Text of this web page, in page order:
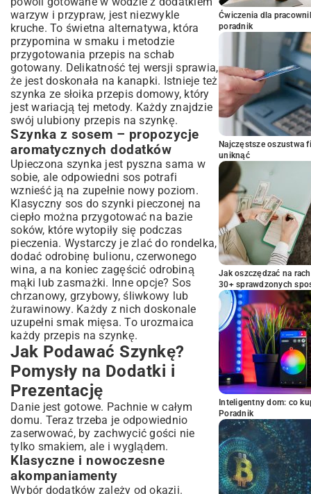
warzyw i przypraw, jest niezwykle
kruche. To świetna alternatywa, która
przypomina w smaku i metodzie
przygotowania przepis na schab
gotowany. Delikatność tej wersji sprawia,
że jest doskonała na kanapki. Istnieje też
szynka ze słoika przepis domowy, który
jest wariacją tej metody. Każdy znajdzie
swój ulubiony przepis na szynkę.
Szynka z sosem – propozycje
aromatycznych dodatków
Upieczona szynka jest pyszna sama w
sobie, ale odpowiedni sos potrafi
wznieść ją na zupełnie nowy poziom.
Klasyczny sos do szynki pieczonej na
ciepło można przygotować na bazie
soków, które wytopiły się podczas
pieczenia. Wystarczy je zlać do rondelka,
dodać odrobinę bulionu, czerwonego
wina, a na koniec zagęścić odrobiną
mąki lub zasmażki. Inne opcje? Sos
chrzanowy, grzybowy, śliwkowy lub
żurawinowy. Każdy z nich doskonale
uzupełni smak mięsa. To urozmaica
każdy przepis na szynkę.
Jak Podawać Szynkę?
Pomysły na Dodatki i
Prezentację
Danie jest gotowe. Pachnie w całym
domu. Teraz trzeba je odpowiednio
zaserwować, by zachwycić gości nie
tylko smakiem, ale i wyglądem.
Klasyczne i nowoczesne
akompaniamenty
Wybór dodatków zależy od okazji.
Ćwiczenia dla
poradnik
Najczęstsze oszustwa
uniknąć
Jak oszczędzać na
30+ sprawdzonych
Inteligentny dom: co
Poradnik